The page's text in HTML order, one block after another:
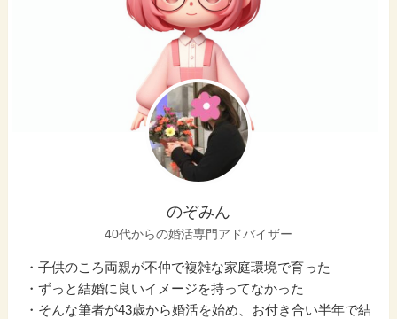
のぞみん
40代からの婚活専門アドバイザー
・子供のころ両親が不仲で複雑な家庭環境で育った
・ずっと結婚に良いイメージを持ってなかった
・そんな筆者が43歳から婚活を始め、お付き合い半年で結